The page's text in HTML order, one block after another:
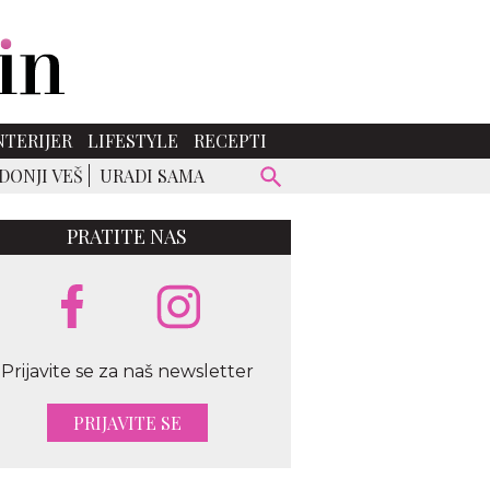
LIFESTYLE
RECEPTI
DONJI VEŠ URADI SAMA
PRATITE NAS
Prijavite se za naš newsletter
PRIJAVITE SE